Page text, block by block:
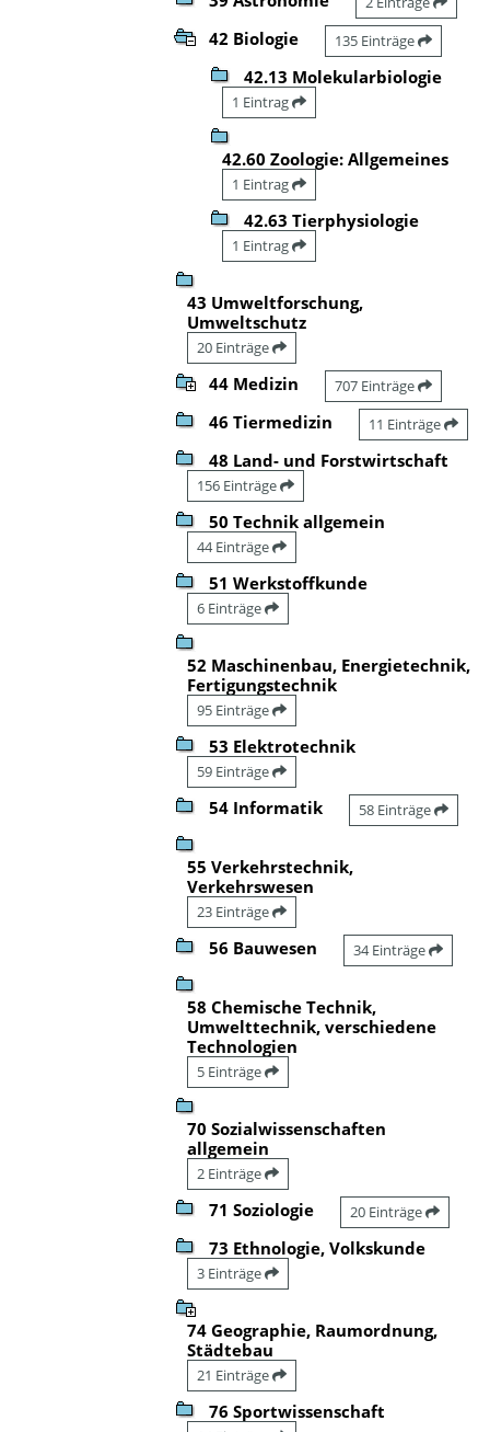
42 Biologie 135 Einträge
42.13 Molekularbiologie
1 Eintrag
42.60 Zoologie: Allgemeines
1 Eintrag
42.63 Tierphysiologie
1 Eintrag
43 Umweltforschung,
Umweltschutz
20 Einträge
44 Medizin 707 Einträge
46 Tiermedizin 11 Einträge
48 Land- und Forstwirtschaft
156 Einträge
50 Technik allgemein
44 Einträge
51 Werkstoffkunde
6 Einträge
52 Maschinenbau, Energietechnik,
Fertigungstechnik
95 Einträge
53 Elektrotechnik
59 Einträge
54 Informatik 58 Einträge
55 Verkehrstechnik,
Verkehrswesen
23 Einträge
56 Bauwesen 34 Einträge
58 Chemische Technik,
Umwelttechnik, verschiedene
Technologien
5 Einträge
70 Sozialwissenschaften
allgemein
2 Einträge
71 Soziologie 20 Einträge
73 Ethnologie, Volkskunde
3 Einträge
74 Geographie, Raumordnung,
Städtebau
21 Einträge
76 Sportwissenschaft